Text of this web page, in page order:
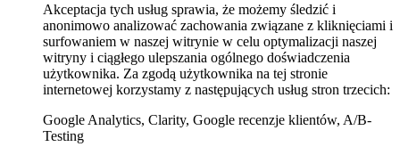
Akceptacja tych usług sprawia, że możemy śledzić i
anonimowo analizować zachowania związane z kliknięciami i
surfowaniem w naszej witrynie w celu optymalizacji naszej
witryny i ciągłego ulepszania ogólnego doświadczenia
użytkownika. Za zgodą użytkownika na tej stronie
internetowej korzystamy z następujących usług stron trzecich:
Google Analytics, Clarity, Google recenzje klientów, A/B-
Testing